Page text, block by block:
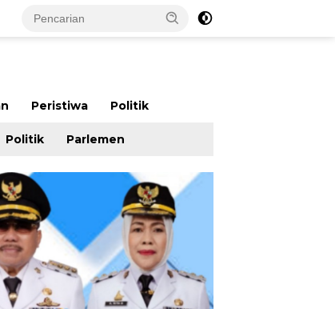
Peristiwa Politik
Politik Parlemen